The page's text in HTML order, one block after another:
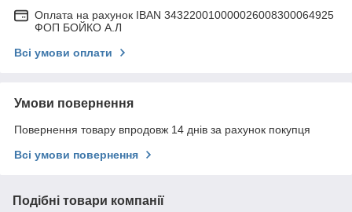
Оплата на рахунок IBAN 343220010000026008300064925
ФОП БОЙКО А.Л
Всі умови оплати
Умови повернення
Повернення товару впродовж 14 днів за рахунок покупця
Всі умови повернення
Подібні товари компанії